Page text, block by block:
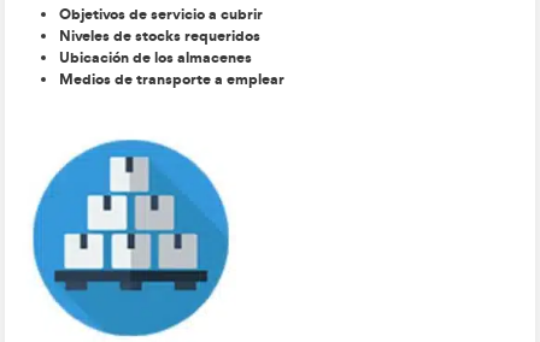
Producto:Tipo, características y cantidad a almacenar.
Costos:Terrenos, equipos, mano de obra, transporte y
inherentes.
Competencia:
competidores.
El diseño del almacén debe optimizar el tráfico interno,
necesario y distribuir el área de manera eficiente, tomando
similares a los de una planta industrial. El objetivo es reducir
seguridad, mantener el orden, integrar procesos y permitir